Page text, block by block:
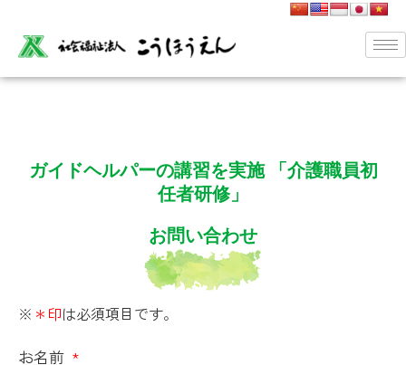
ガイドヘルパーの講習を実施 「介護職員初
任者研修」
お問い合わせ
※ ＊印は必須項目です。
お名前